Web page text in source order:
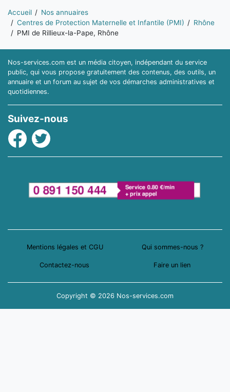
Vous êtes ici:
Accueil
Nos annuaires
Centres de Protection Maternelle et Infantile (PMI)
Rhône
PMI de Rillieux-la-Pape, Rhône
Nos-services.com est un média citoyen, indépendant du service
public, qui vous propose gratuitement des contenus, des outils, un
annuaire et un forum au sujet de vos démarches administratives et
quotidiennes.
Suivez-nous
Facebook
Twitter
Mentions légales et CGU Qui sommes-nous ?
Contactez-nous Faire un lien
Copyright © 2026 Nos-services.com